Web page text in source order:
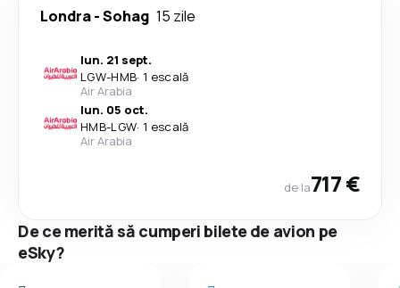
Londra-Sohag 15 zile
lun. 21 sept.
LGW-HMB· 1 escală
Air Arabia
lun. 05 oct.
HMB-LGW· 1 escală
Air Arabia
de la717 €
De ce merită să cumperi bilete de avion pe
eSky?